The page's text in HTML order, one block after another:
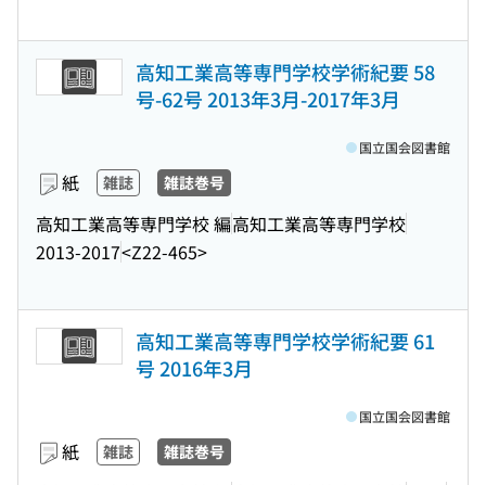
高知工業高等専門学校学術紀要 58
号-62号 2013年3月-2017年3月
紙 雑誌 雑誌巻号
高知工業高等専門学校 編高知工業高等専門学校
2013-2017<Z22-465>
国立国会図書館
高知工業高等専門学校学術紀要 61
号 2016年3月
紙 雑誌 雑誌巻号
国立国会図書館